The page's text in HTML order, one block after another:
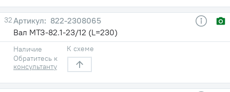
32
822-2308065
Вал МТЗ-82.1-23/12 (L=230)
Наличие
Обратитесь к
консультанту
К схеме